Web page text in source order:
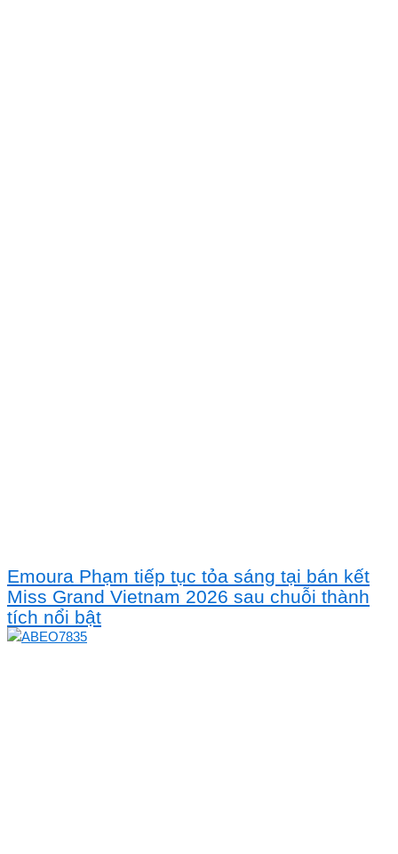
Emoura Phạm tiếp tục tỏa sáng tại bán kết
Miss Grand Vietnam 2026 sau chuỗi thành
tích nổi bật